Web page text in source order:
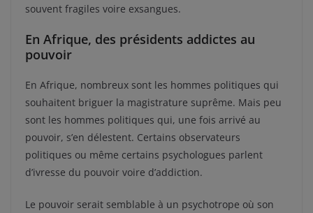
souvent fragiles voire exsangues.
En Afrique, des présidents addictes au
pouvoir
En Afrique, nombreux sont les hommes politiques qui
souhaitent briguer la magistrature suprême. Mais peu
sont les hommes politiques qui, une fois arrivé au
pouvoir, s’en délestent. Certains observateurs
politiques ou même certains psychologues parlent
d’ivresse du pouvoir voire d’addiction.
Le pouvoir serait semblable à un psychotrope où son